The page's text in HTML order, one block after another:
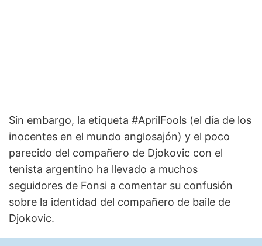
Sin embargo, la etiqueta #AprilFools (el día de los
inocentes en el mundo anglosajón) y el poco
parecido del compañero de Djokovic con el
tenista argentino ha llevado a muchos
seguidores de Fonsi a comentar su confusión
sobre la identidad del compañero de baile de
Djokovic.